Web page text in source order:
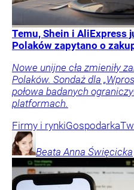
Temu, Shein i AliExpress
Polaków zapytano o
Nowe unijne cła zmieniły
Polaków. Sondaż dla
połowa badanych
platformach.
Firmy i rynkiGospodarka
Beata Anna Święcicka